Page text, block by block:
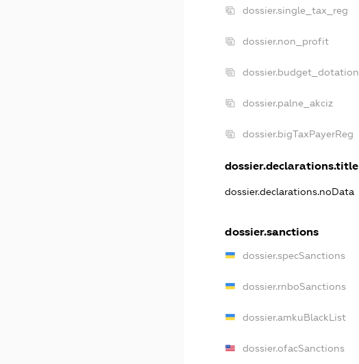
dossier.single_tax_reg
dossier.non_profit
dossier.budget_dotation
dossier.palne_akciz
dossier.bigTaxPayerReg
dossier.declarations.title
dossier.declarations.noData
dossier.sanctions
dossier.specSanctions
dossier.rnboSanctions
dossier.amkuBlackList
dossier.ofacSanctions